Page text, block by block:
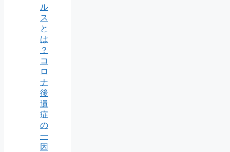
ル
ス
と
は
？
コ
ロ
ナ
後
遺
症
の
一
因